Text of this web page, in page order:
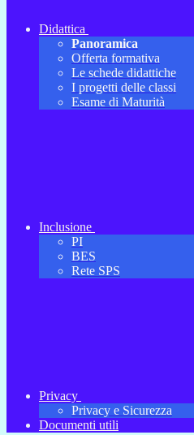
Didattica
Panoramica
Offerta formativa
Le schede didattiche
I progetti delle classi
Esame di Maturità
Inclusione
PI
BES
Rete SPS
Privacy
Privacy e Sicurezza
Documenti utili